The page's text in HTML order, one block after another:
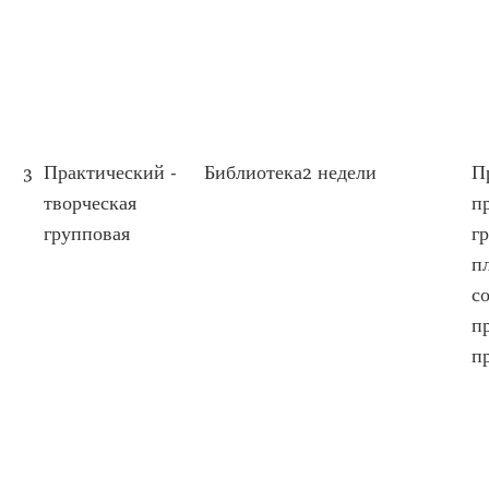
3 Практический -
творческая
групповая
Библиотека2 недели